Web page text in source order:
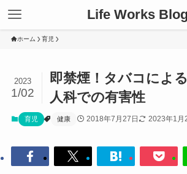
Life Works Blog
ホーム 育児
即禁煙！タバコによ
人科での有害性
2023
1/02
育児 健康 2018年7月27日 2023年1月